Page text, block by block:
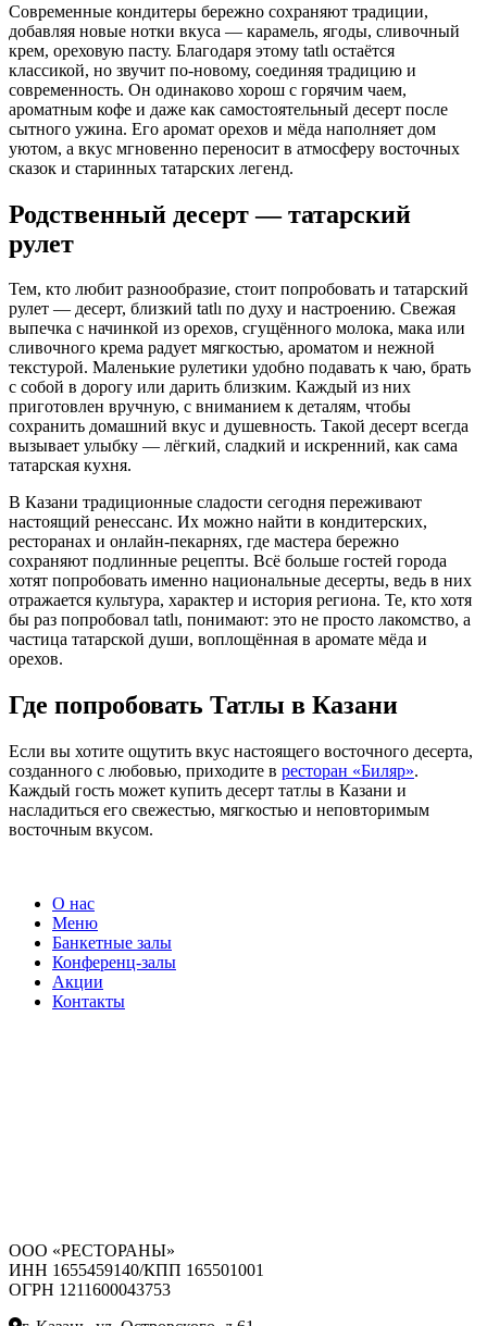
Современные кондитеры бережно сохраняют традиции,
добавляя новые нотки вкуса — карамель, ягоды, сливочный
крем, ореховую пасту. Благодаря этому tatlı остаётся
классикой, но звучит по-новому, соединяя традицию и
современность. Он одинаково хорош с горячим чаем,
ароматным кофе и даже как самостоятельный десерт после
сытного ужина. Его аромат орехов и мёда наполняет дом
уютом, а вкус мгновенно переносит в атмосферу восточных
сказок и старинных татарских легенд.
Родственный десерт — татарский
рулет
Тем, кто любит разнообразие, стоит попробовать и татарский
рулет — десерт, близкий tatlı по духу и настроению. Свежая
выпечка с начинкой из орехов, сгущённого молока, мака или
сливочного крема радует мягкостью, ароматом и нежной
текстурой. Маленькие рулетики удобно подавать к чаю, брать
с собой в дорогу или дарить близким. Каждый из них
приготовлен вручную, с вниманием к деталям, чтобы
сохранить домашний вкус и душевность. Такой десерт всегда
вызывает улыбку — лёгкий, сладкий и искренний, как сама
татарская кухня.
В Казани традиционные сладости сегодня переживают
настоящий ренессанс. Их можно найти в кондитерских,
ресторанах и онлайн-пекарнях, где мастера бережно
сохраняют подлинные рецепты. Всё больше гостей города
хотят попробовать именно национальные десерты, ведь в них
отражается культура, характер и история региона. Те, кто хотя
бы раз попробовал tatlı, понимают: это не просто лакомство, а
частица татарской души, воплощённая в аромате мёда и
орехов.
Где попробовать Татлы в Казани
Если вы хотите ощутить вкус настоящего восточного десерта,
созданного с любовью, приходите в ресторан «Биляр».
Каждый гость может купить десерт татлы в Казани и
насладиться его свежестью, мягкостью и неповторимым
восточным вкусом.
О нас
Меню
Банкетные залы
Конференц-залы
Акции
Контакты
ООО «РЕСТОРАНЫ»
ИНН 1655459140/КПП 165501001
ОГРН 1211600043753